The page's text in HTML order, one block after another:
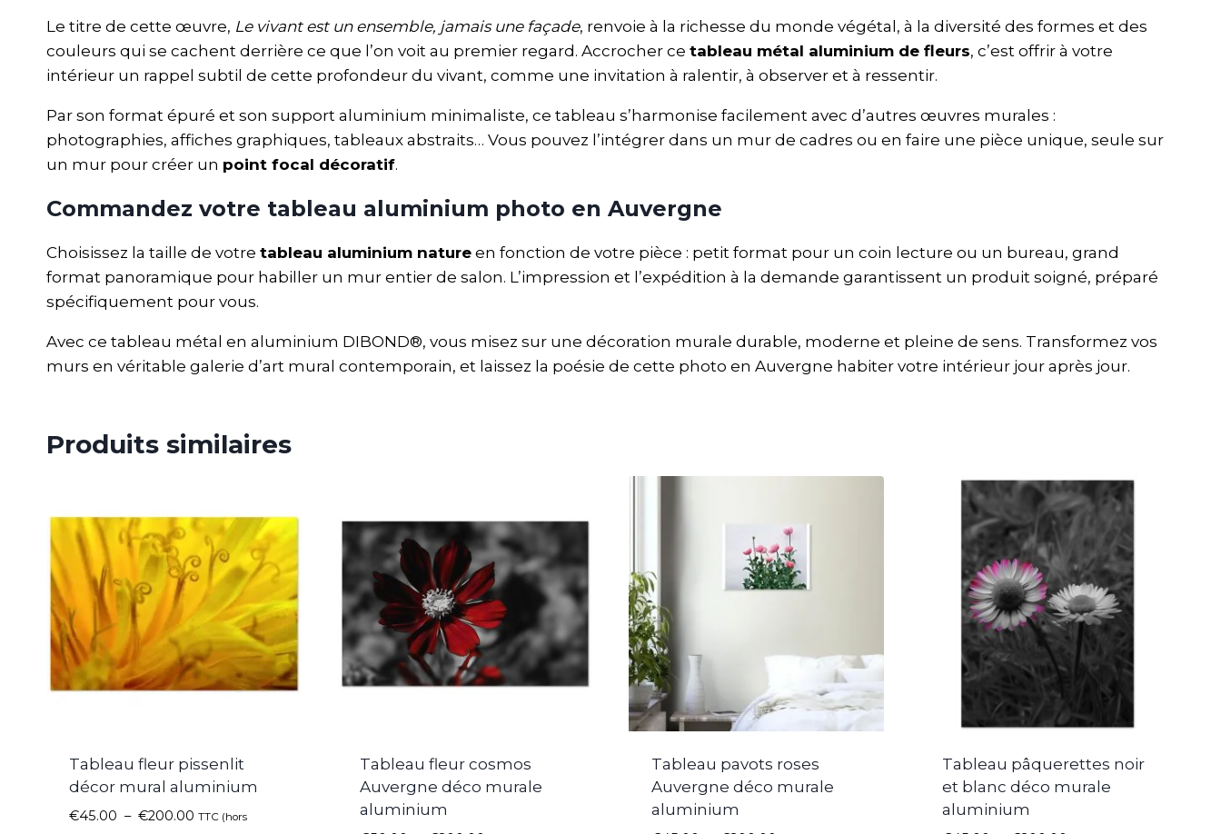
Le titre de cette œuvre, Le vivant est un ensemble, jamais une façade, renvoie à la richesse du monde végétal, à la diversité des formes et des
couleurs qui se cachent derrière ce que l’on voit au premier regard. Accrocher ce tableau métal aluminium de fleurs, c’est offrir à votre
intérieur un rappel subtil de cette profondeur du vivant, comme une invitation à ralentir, à observer et à ressentir.
Par son format épuré et son support aluminium minimaliste, ce tableau s’harmonise facilement avec d’autres œuvres murales :
photographies, affiches graphiques, tableaux abstraits… Vous pouvez l’intégrer dans un mur de cadres ou en faire une pièce unique, seule sur
un mur pour créer un point focal décoratif.
Commandez votre tableau aluminium photo en Auvergne
Choisissez la taille de votre tableau aluminium nature en fonction de votre pièce : petit format pour un coin lecture ou un bureau, grand
format panoramique pour habiller un mur entier de salon. L’impression et l’expédition à la demande garantissent un produit soigné, préparé
spécifiquement pour vous.
Avec ce tableau métal en aluminium DIBOND®, vous misez sur une décoration murale durable, moderne et pleine de sens. Transformez vos
murs en véritable galerie d’art mural contemporain, et laissez la poésie de cette photo en Auvergne habiter votre intérieur jour après jour.
Produits similaires
Tableau fleur pissenlit
décor mural aluminium
€45.00 – €200.00 TTC (hors
Tableau fleur cosmos
Auvergne déco murale
aluminium
Tableau pavots roses
Auvergne déco murale
aluminium
Tableau pâquerettes noir
et blanc déco murale
aluminium